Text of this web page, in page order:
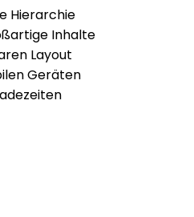
Hierarchie
Inhalte
Layout
Geräten